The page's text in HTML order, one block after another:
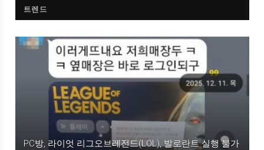
트렌드
PC방, 라이엇 리그오브레전드(LOL), 발로란트 실행 불가